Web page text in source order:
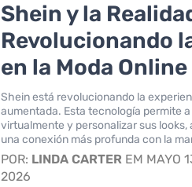
Shein y la
Revolucionando
en la Moda Online
Shein está revolucionando la
aumentada. Esta tecnología permite
virtualmente y personalizar sus
una conexión más profunda con la
POR: LINDA CARTER EM MAYO
2026